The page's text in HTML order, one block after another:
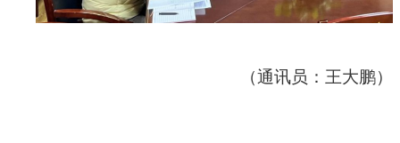
（通讯员：王大鹏）